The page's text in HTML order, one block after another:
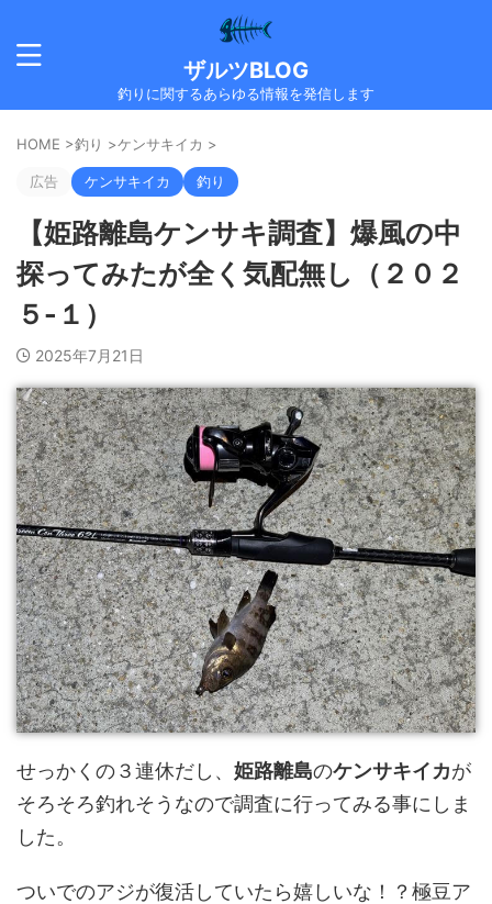
ザルツBLOG
釣りに関するあらゆる情報を発信します
HOME >釣り >ケンサキイカ >
広告 ケンサキイカ 釣り
【姫路離島ケンサキ調査】爆風の中
探ってみたが全く気配無し（２０２
５-１）
2025年7月21日
せっかくの３連休だし、 姫路離島のケンサキイカが
そろそろ釣れそうなので調査に行ってみる事にしま
した。
ついでのアジが復活していたら嬉しいな！？極豆ア